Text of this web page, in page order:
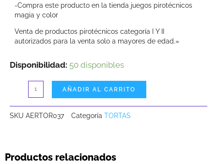
-Compra este producto en la tienda juegos pirotécnicos
magia y color
Venta de productos pirotécnicos categoría I Y II
autorizados para la venta solo a mayores de edad.»
Disponibilidad: 50 disponibles
Torta
49
cantidad
AÑADIR AL CARRITO
SKU AERTOR037 Categoría TORTAS
Productos relacionados